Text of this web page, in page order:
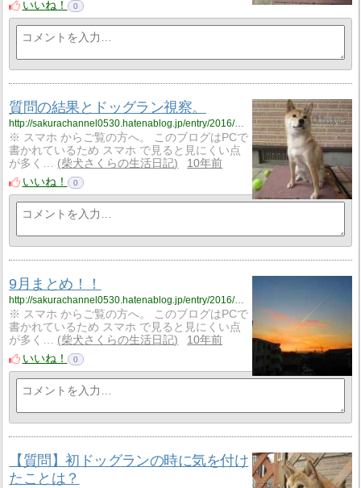
いいね！ 0
質問の結果とドッグラン視察。
http://sakurachannel0530.hatenablog.jp/entry/2016/10/01/%E8%B3%AA%E5%95%8F%E3%81%AE%E7%B5%90%E6%9E%9C%E3%81%A8%E3%83%89%E3%83%83%E3%82%B0%E3%83%A9%E3%83%B3%E8%A6%96%E5%AF%9F%E3%80%82
※ スマホ からご覧の方へ。 このブログはPCで
書かれているため スマホ で見ると見にくい点
が多く…
柴犬さくらの生活日記
10年前
いいね！
0
9月まとめ！！
http://sakurachannel0530.hatenablog.jp/entry/2016/09/30/9%E6%9C%88%E3%81%BE%E3%81%A8%E3%82%81%EF%BC%81%EF%BC%81
※ スマホ からご覧の方へ。 このブログはPCで
書かれているため スマホ で見ると見にくい点
が多く…
柴犬さくらの生活日記
10年前
いいね！
0
【質問】初ドッグランの時に気を付け
たことは？